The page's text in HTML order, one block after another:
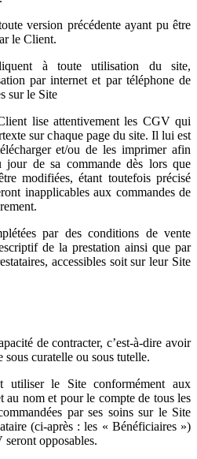
version précédente ayant pu être
le Client.
à toute utilisation du site,
par internet et par téléphone de
sur le Site
lise attentivement les CGV qui
sur chaque page du site. Il lui est
et/ou de les imprimer afin
jour de sa commande dès lors que
modifiées, étant toutefois précisé
inapplicables aux commandes de
par des conditions de vente
de la prestation ainsi que par
accessibles soit sur leur Site
de contracter, c’est-à-dire avoir
sous curatelle ou sous tutelle.
utiliser le Site conformément aux
au nom et pour le compte de tous les
par ses soins sur le Site
(ci-après : les « Bénéficiaires »)
seront opposables.